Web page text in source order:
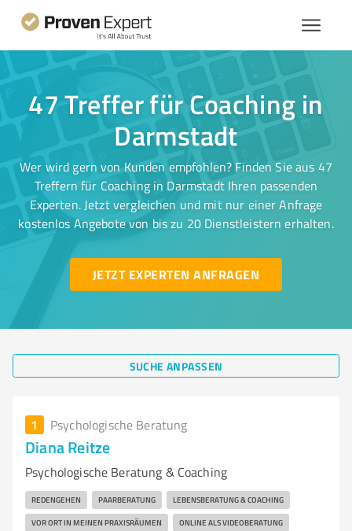
47 Treffer für Coaching in
Darmstadt
Wer wird gern von Kunden empfohlen? Finden Sie aus 47
Treffern für Coaching in Darmstadt Ihren passenden
Experten. Jetzt vergleichen und mit nur einer Anfrage
kostenlos Angebote von bis zu 20 Dienstleistern erhalten.
JETZT EXPERTEN ANFRAGEN
SUCHE ANPASSEN
1 Psychologische Beratung
Diana Reitze
Psychologische Beratung & Coaching
REDENGEHEN PAARBERATUNG LEBENSBERATUNG & COACHING
VOR ORT IN MEINEN PRAXISRÄUMEN ONLINE ALS VIDEOBERATUNG